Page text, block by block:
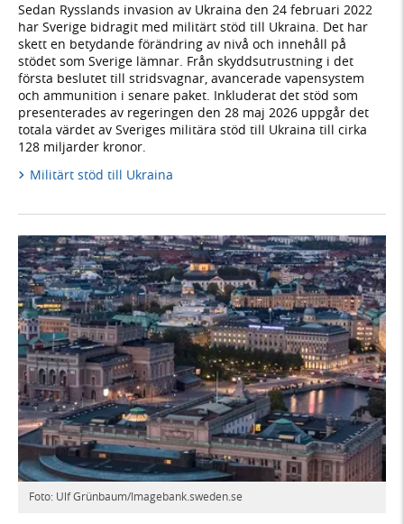
Sedan Rysslands invasion av Ukraina den 24 februari 2022
har Sverige bidragit med militärt stöd till Ukraina. Det har
skett en betydande förändring av nivå och innehåll på
stödet som Sverige lämnar. Från skyddsutrustning i det
första beslutet till stridsvagnar, avancerade vapensystem
och ammunition i senare paket. Inkluderat det stöd som
presenterades av regeringen den 28 maj 2026 uppgår det
totala värdet av Sveriges militära stöd till Ukraina till cirka
128 miljarder kronor.
Militärt stöd till Ukraina
Foto: Ulf Grünbaum/Imagebank.sweden.se